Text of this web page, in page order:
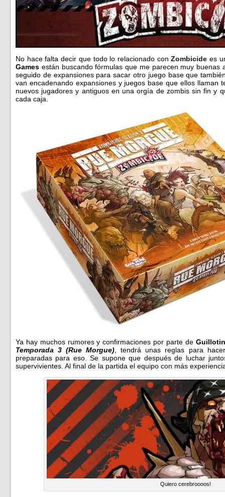
No hace falta decir que todo lo relacionado conZombicide es
Games están buscando fórmulas que me parecen muy buenas
seguido de expansiones para sacar otro juego base que
van encadenando expansiones y juegos base que ellos llaman
nuevos jugadores y antiguos en una orgía de zombis sin fin y
cada caja.
Ya hay muchos rumores y confirmaciones por parte de
Temporada 3 (Rue Morgue) , tendrá unas reglas para
preparadas para eso. Se supone que después de luchar
supervivientes. Al final de la partida el equipo con más
Quiero cerebroooos!